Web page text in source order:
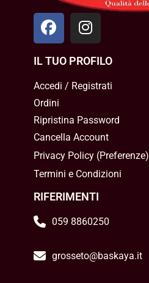
IL TUO PROFILO
Accedi / Registrati
Ordini
Ripristina Password
Cancella Account
Privacy Policy(Preferenze)
Termini e Condizioni
RIFERIMENTI
059 8860250
grosseto@baskaya.it